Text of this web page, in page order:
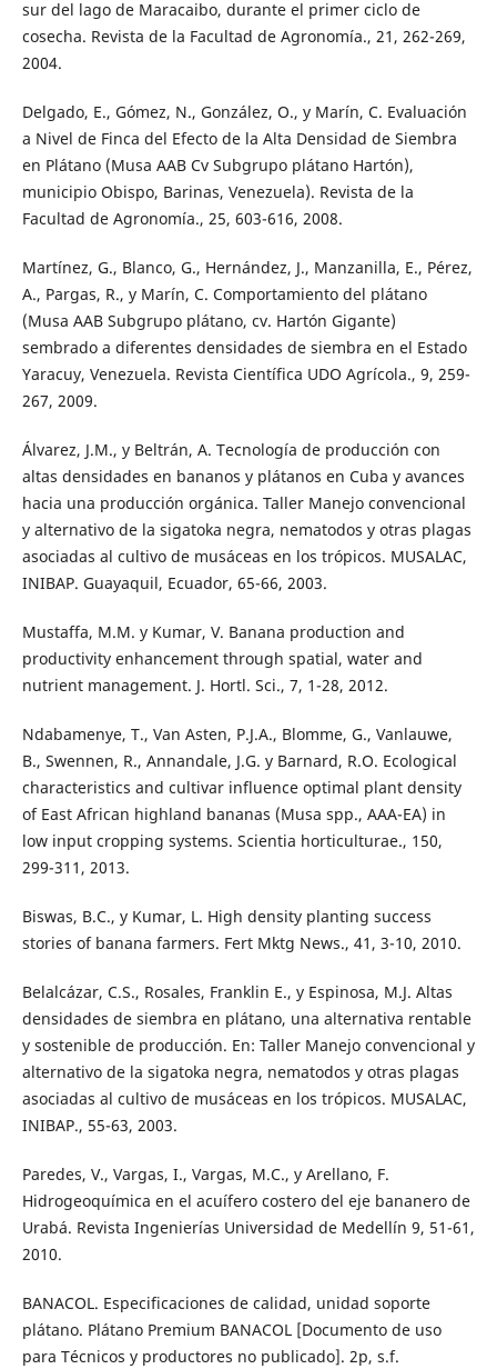
sur del lago de Maracaibo, durante el primer ciclo de
cosecha. Revista de la Facultad de Agronomía., 21, 262-269,
2004.
Delgado, E., Gómez, N., González, O., y Marín, C. Evaluación
a Nivel de Finca del Efecto de la Alta Densidad de Siembra
en Plátano (Musa AAB Cv Subgrupo plátano Hartón),
municipio Obispo, Barinas, Venezuela). Revista de la
Facultad de Agronomía., 25, 603-616, 2008.
Martínez, G., Blanco, G., Hernández, J., Manzanilla, E., Pérez,
A., Pargas, R., y Marín, C. Comportamiento del plátano
(Musa AAB Subgrupo plátano, cv. Hartón Gigante)
sembrado a diferentes densidades de siembra en el Estado
Yaracuy, Venezuela. Revista Científica UDO Agrícola., 9, 259-
267, 2009.
Álvarez, J.M., y Beltrán, A. Tecnología de producción con
altas densidades en bananos y plátanos en Cuba y avances
hacia una producción orgánica. Taller Manejo convencional
y alternativo de la sigatoka negra, nematodos y otras plagas
asociadas al cultivo de musáceas en los trópicos. MUSALAC,
INIBAP. Guayaquil, Ecuador, 65-66, 2003.
Mustaffa, M.M. y Kumar, V. Banana production and
productivity enhancement through spatial, water and
nutrient management. J. Hortl. Sci., 7, 1-28, 2012.
Ndabamenye, T., Van Asten, P.J.A., Blomme, G., Vanlauwe,
B., Swennen, R., Annandale, J.G. y Barnard, R.O. Ecological
characteristics and cultivar influence optimal plant density
of East African highland bananas (Musa spp., AAA-EA) in
low input cropping systems. Scientia horticulturae., 150,
299-311, 2013.
Biswas, B.C., y Kumar, L. High density planting success
stories of banana farmers. Fert Mktg News., 41, 3-10, 2010.
Belalcázar, C.S., Rosales, Franklin E., y Espinosa, M.J. Altas
densidades de siembra en plátano, una alternativa rentable
y sostenible de producción. En: Taller Manejo convencional y
alternativo de la sigatoka negra, nematodos y otras plagas
asociadas al cultivo de musáceas en los trópicos. MUSALAC,
INIBAP., 55-63, 2003.
Paredes, V., Vargas, I., Vargas, M.C., y Arellano, F.
Hidrogeoquímica en el acuífero costero del eje bananero de
Urabá. Revista Ingenierías Universidad de Medellín 9, 51-61,
2010.
BANACOL. Especificaciones de calidad, unidad soporte
plátano. Plátano Premium BANACOL [Documento de uso
para Técnicos y productores no publicado]. 2p, s.f.